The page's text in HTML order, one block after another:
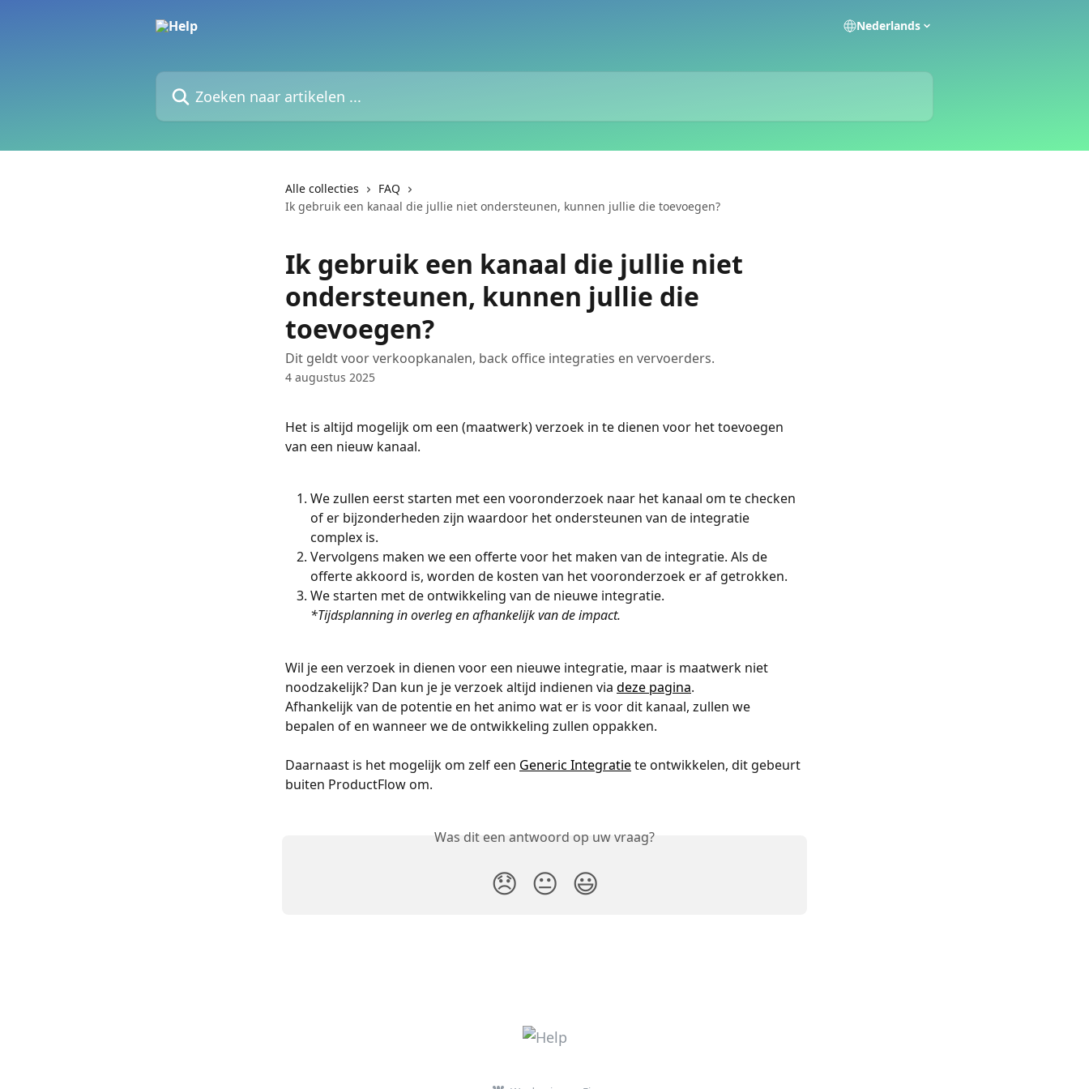
Nederlands
Zoeken naar artikelen ...
Alle collecties
FAQ
Ik gebruik een kanaal die jullie niet ondersteunen, kunnen jullie die toevoegen?
Ik gebruik een kanaal die jullie niet
ondersteunen, kunnen jullie die
toevoegen?
Dit geldt voor verkoopkanalen, back office integraties en vervoerders.
4 augustus 2025
Het is altijd mogelijk om een (maatwerk) verzoek in te dienen voor het toevoegen
van een nieuw kanaal.
We zullen eerst starten met een vooronderzoek naar het kanaal om te checken
of er bijzonderheden zijn waardoor het ondersteunen van de integratie
complex is.
Vervolgens maken we een offerte voor het maken van de integratie. Als de
offerte akkoord is, worden de kosten van het vooronderzoek er af getrokken.
We starten met de ontwikkeling van de nieuwe integratie.
*Tijdsplanning in overleg en afhankelijk van de impact.
Wil je een verzoek in dienen voor een nieuwe integratie, maar is maatwerk niet
noodzakelijk? Dan kun je je verzoek altijd indienen via deze pagina.
Afhankelijk van de potentie en het animo wat er is voor dit kanaal, zullen we
bepalen of en wanneer we de ontwikkeling zullen oppakken.
Daarnaast is het mogelijk om zelf een Generic Integratie te ontwikkelen, dit gebeurt
buiten ProductFlow om.
Was dit een antwoord op uw vraag?
😞 😐 😃